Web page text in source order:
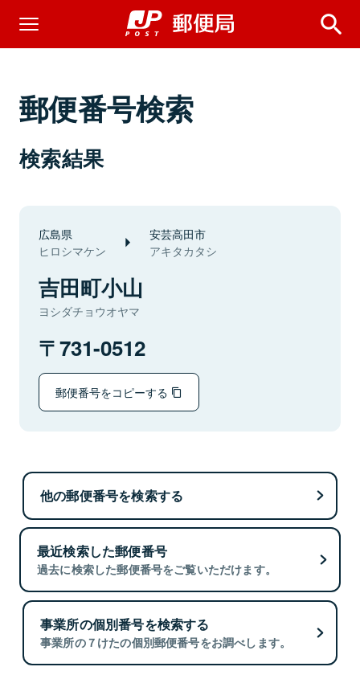
郵便番号検索
検索結果
広島県
ヒロシマケン
安芸高田市
アキタカタシ
吉田町小山
ヨシダチョウオヤマ
731-0512
郵便番号をコピーする
他の郵便番号を検索する
最近検索した郵便番号
過去に検索した郵便番号をご覧いただけます。
事業所の個別番号を検索する
事業所の７けたの個別郵便番号をお調べします。